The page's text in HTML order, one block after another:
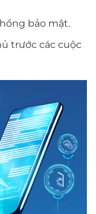
bảo mật.
trước các cuộc